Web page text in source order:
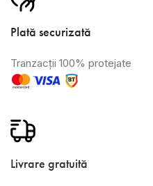
Plată securizată
Tranzacții 100% protejate
Livrare gratuită